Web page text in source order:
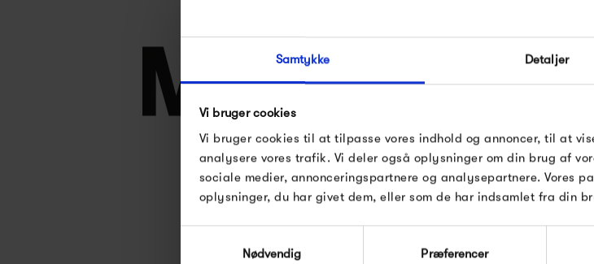
Samtykke Detaljer
Vi bruger cookies
Vi bruger cookies til at tilpasse vores indhold og annoncer, til at
analysere vores trafik. Vi deler også oplysninger om din brug af
sociale medier, annonceringspartnere og analysepartnere. Vores
oplysninger, du har givet dem, eller som de har indsamlet fra din
Nødvendig
Præferencer
Se alle varer fra Montana
Det